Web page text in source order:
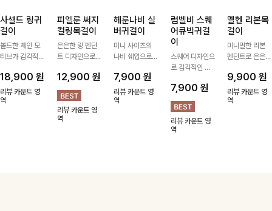
사셀드 링귀
걸이
볼드한 체인 모
티브가 감각적인
는 귀걸이- 심플
하면서도 존재감
있는 디자인으로
18,900 원
리뷰 카운트 영
역
피엘룬 써지
컬링목걸이
은은한 링 펜던
트 디자인으로
써지컬스틸 소재
로 변색 걱정 없
이 데일리로 착
용하기 좋아요-
12,900 원
리뷰 카운트 영
역
헤룬나비 실
버귀걸이
미니 사이즈의
나비 쉐입으로
내어줄 이어링,
과하지 않은 포
인트가 되어줘
7,900원
리뷰 카운트 영
역
럼벨비 스퀘
어큐빅귀걸
이
스퀘어 디자인으
로 감각적인 무
안에 큐빅을 담
아 더욱 고급스
럽게 연출되는
귀걸이에요~!
7,900 원
리뷰 카운트 영
역
멜헨 리본목
걸이
미니멀한 리본
펜던트로 은은한
는 목걸이예요.
골드, 실버 컬러
로 구성돼 어떤
9,900원
리뷰 카운트 영
역